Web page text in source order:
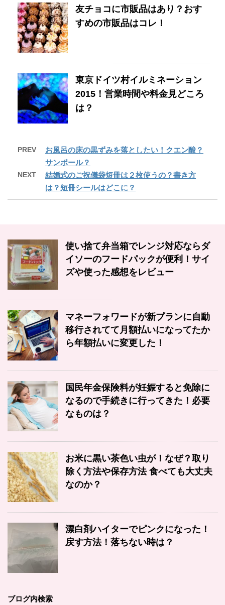
友チョコに市販品はあり？おす
すめの市販品はコレ！
東京ドイツ村イルミネーション
2015！営業時間や料金見どころ
は？
PREV
お風呂の床の黒ずみを落としたい！クエン酸？
サンポール？
NEXT
結婚式のご祝儀袋短冊は２枚使うの？書き方
は？短冊シールはどこに？
使い捨て弁当箱でレンジ対応ならダ
イソーのフードパックが便利！サイ
ズや使った感想をレビュー
マネーフォワードが新プランに自動
移行されてて月額払いになってたか
ら年額払いに変更した！
国民年金保険料が妊娠すると免除に
なるので手続きに行ってきた！必要
なものは？
お米に黒い茶色い虫が！なぜ？取り
除く方法や保存方法 食べても大丈夫
なのか？
漂白剤ハイターでピンクになった！
戻す方法！落ちない時は？
ブログ内検索